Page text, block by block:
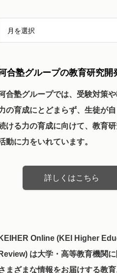
月を選択
合塾グループの教育研究開
合塾グループでは、受験対策
の育成にとどまらず、生徒が
ける力の育成に向けて、教育
動に力をいれています。
詳しくはこちら
KEIHER Online (KEI Higher
Review) は大学・高等教育機関
まざまな情報をお届けする教